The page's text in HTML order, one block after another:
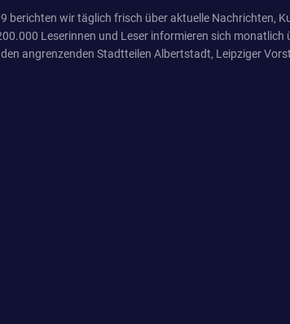
wir täglich frisch über aktuelle Nachrichten,
Leserinnen und Leser informieren sich monatlich
angrenzenden Stadtteilen Albertstadt, Leipziger